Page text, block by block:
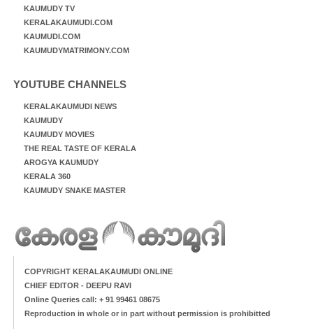
KAUMUDY TV
KERALAKAUMUDI.COM
KAUMUDI.COM
KAUMUDYMATRIMONY.COM
YOUTUBE CHANNELS
KERALAKAUMUDI NEWS
KAUMUDY
KAUMUDY MOVIES
THE REAL TASTE OF KERALA
AROGYA KAUMUDY
KERALA 360
KAUMUDY SNAKE MASTER
COPYRIGHT KERALAKAUMUDI ONLINE
CHIEF EDITOR - DEEPU RAVI
Online Queries call: + 91 99461 08675
Reproduction in whole or in part without permission is prohibitted